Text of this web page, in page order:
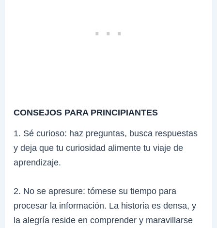
CONSEJOS PARA PRINCIPIANTES
1. Sé curioso: haz preguntas, busca respuestas
y deja que tu curiosidad alimente tu viaje de
aprendizaje.
2. No se apresure: tómese su tiempo para
procesar la información. La historia es densa, y
la alegría reside en comprender y maravillarse